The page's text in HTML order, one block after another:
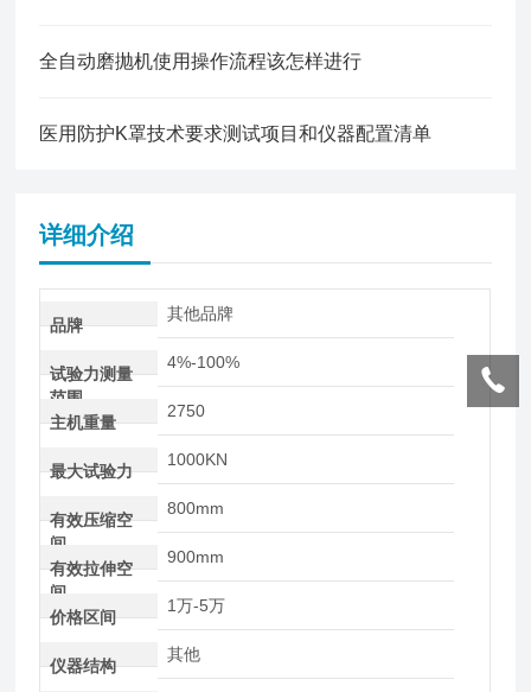
全自动磨抛机使用操作流程该怎样进行
医用防护K罩技术要求测试项目和仪器配置清单
详细介绍
品牌
其他品牌
试验力测量
范围
4%-100%
主机重量
2750
最大试验力
1000KN
有效压缩空
间
800mm
有效拉伸空
间
900mm
价格区间
1万-5万
仪器结构
其他